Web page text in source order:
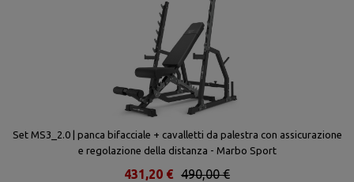
Set MS3_2.0 | panca bifacciale + cavalletti da palestra con assicurazione
e regolazione della distanza - Marbo Sport
490,00 €
431,20 €